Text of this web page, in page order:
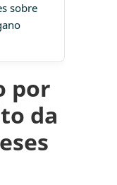
sobre
por
da